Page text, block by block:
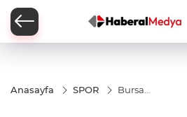
Anasayfa SPOR
Bursa